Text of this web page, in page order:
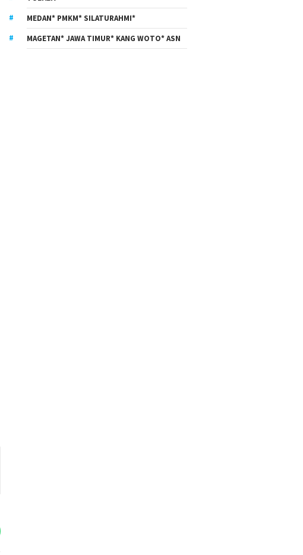
MEDAN* PMKM* SILATURAHMI*
MAGETAN* JAWA TIMUR* KANG WOTO* ASN